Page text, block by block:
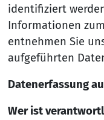
identifiziert
Informationen
entnehmen Sie
aufgeführten
Datenerfassung
Wer ist